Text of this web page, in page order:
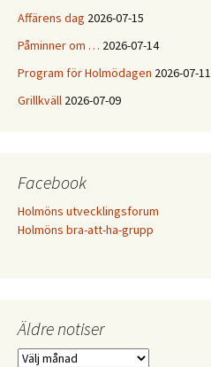
Affärens dag 2026-07-15
Påminner om … 2026-07-14
Program för Holmödagen 2026-07-11
Grillkväll 2026-07-09
Facebook
Holmöns utvecklingsforum
Holmöns bra-att-ha-grupp
Äldre notiser
Äldre